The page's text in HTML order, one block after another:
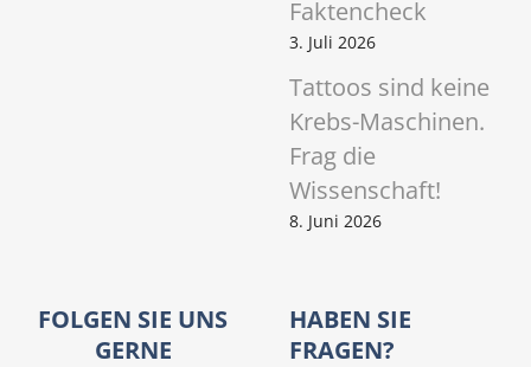
Faktencheck
3. Juli 2026
Tattoos sind keine
Krebs-Maschinen.
Frag die
Wissenschaft!
8. Juni 2026
FOLGEN SIE UNS
GERNE
HABEN SIE
FRAGEN?